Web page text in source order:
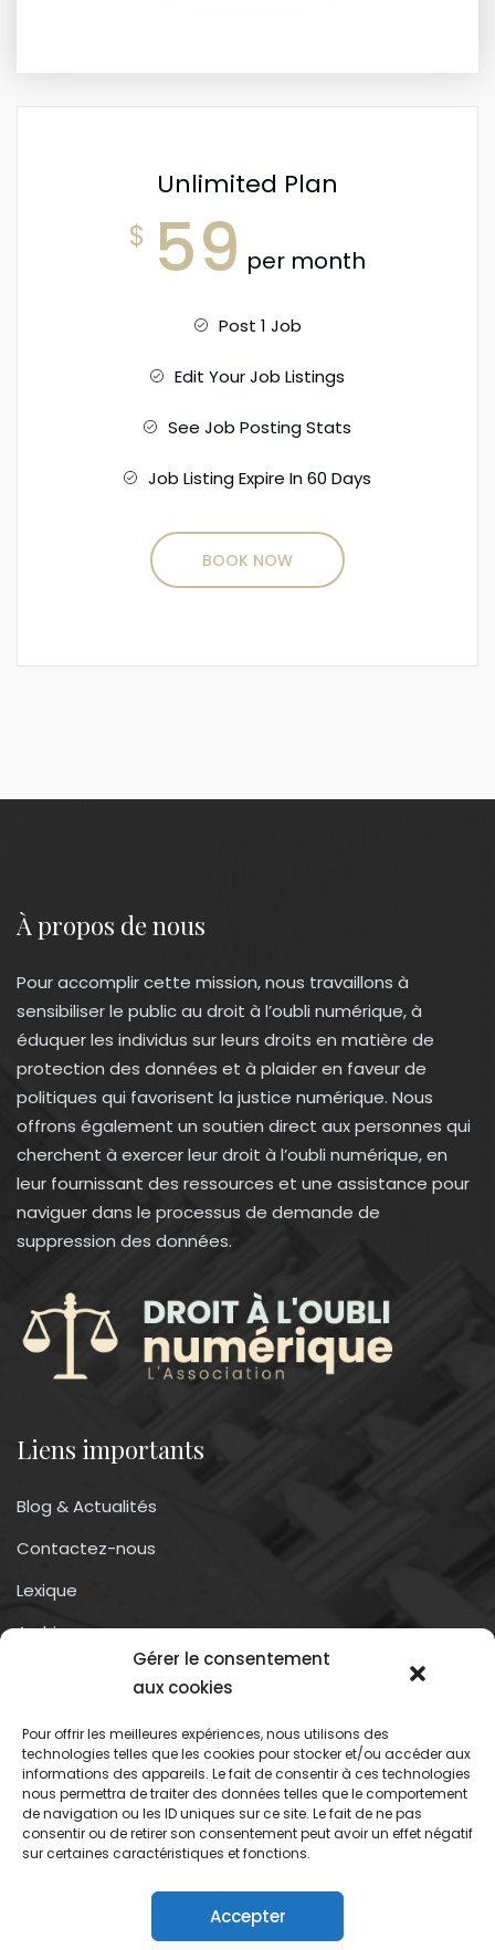
Gérer le consentement
aux cookies
Pour offrir les meilleures expériences, nous utilisons des
technologies telles que les cookies pour stocker et/ou accéder aux
informations des appareils. Le fait de consentir à ces technologies
nous permettra de traiter des données telles que le comportement
de navigation ou les ID uniques sur ce site. Le fait de ne pas
consentir ou de retirer son consentement peut avoir un effet négatif
sur certaines caractéristiques et fonctions.
Accepter
Unlimited Plan
$ 59 per month
Post 1 Job
Edit Your Job Listings
See Job Posting Stats
Job Listing Expire In 60 Days
BOOK NOW
À propos de nous
Pour accomplir cette mission, nous travaillons à
sensibiliser le public au droit à l’oubli numérique, à
éduquer les individus sur leurs droits en matière de
protection des données et à plaider en faveur de
politiques qui favorisent la justice numérique. Nous
offrons également un soutien direct aux personnes qui
cherchent à exercer leur droit à l’oubli numérique, en
leur fournissant des ressources et une assistance pour
naviguer dans le processus de demande de
suppression des données.
Liens importants
Blog & Actualités
Contactez-nous
Lexique
Archives
Contactez-nous
Association du droit a l’oubli numérique
13 rue trigance
13002 – Marseille